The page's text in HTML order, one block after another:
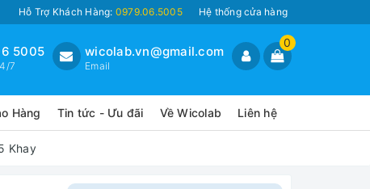
Hỗ Trợ Khách Hàng: 0979.06.5005 Hệ thống cửa hàng
0
wicolab.vn@gmail.com
Email
5005
7
Hàng Tin tức - Ưu đãi Về Wicolab Liên hệ
Khay